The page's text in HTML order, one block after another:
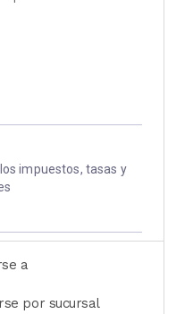
impuestos, tasas y
a
por sucursal